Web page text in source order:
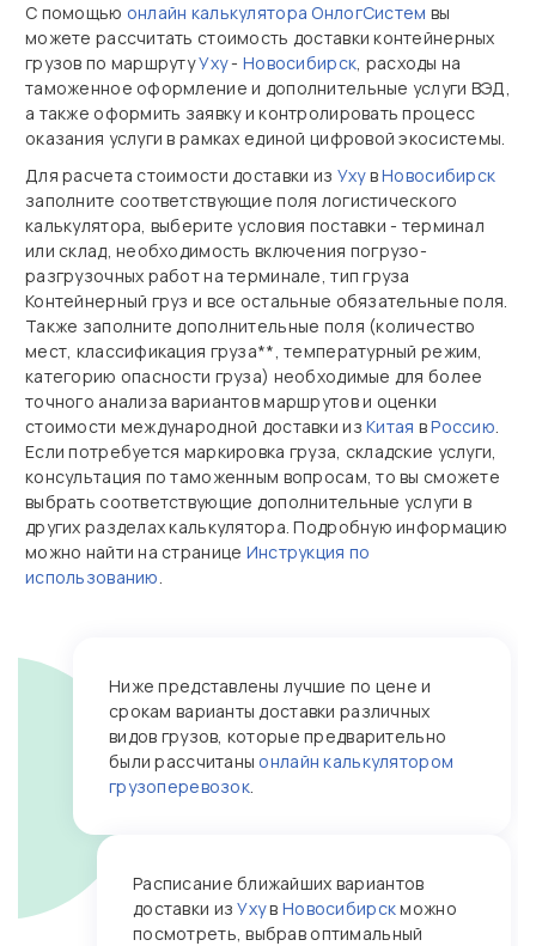
С помощью онлайн калькулятора ОнлогСистем вы
можете рассчитать стоимость доставки контейнерных
грузов по маршрутуУху-Новосибирск, расходы на
таможенное оформление и дополнительные услуги ВЭД,
а также оформить заявку и контролировать процесс
оказания услуги в рамках единой цифровой экосистемы.
Для расчета стоимости доставки из УхувНовосибирск
заполните соответствующие поля логистического
калькулятора, выберите условия поставки - терминал
или склад, необходимость включения погрузо-
разгрузочных работ на терминале, тип груза
Контейнерный груз и все остальные обязательные поля.
Также заполните дополнительные поля (количество
мест, классификация груза**, температурный режим,
категорию опасности груза) необходимые для более
точного анализа вариантов маршрутов и оценки
стоимости международной доставки изКитая вРоссию.
Если потребуется маркировка груза, складские услуги,
консультация по таможенным вопросам, то вы сможете
выбрать соответствующие дополнительные услуги в
других разделах калькулятора. Подробную информацию
можно найти на странице Инструкция по
использованию.
Ниже представлены лучшие по цене и
срокам варианты доставки различных
видов грузов, которые предварительно
были рассчитаны онлайн калькулятором
грузоперевозок.
Расписание ближайших вариантов
доставки изУхувНовосибирскможно
посмотреть, выбрав оптимальный